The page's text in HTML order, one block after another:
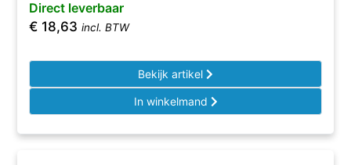
Direct leverbaar
€ 18,63 incl. BTW
Bekijk artikel
In winkelmand